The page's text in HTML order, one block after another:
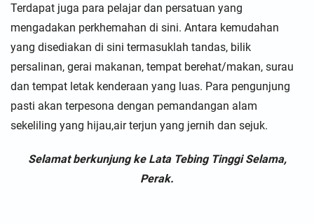
Terdapat juga para pelajar dan persatuan yang
mengadakan perkhemahan di sini. Antara kemudahan
yang disediakan di sini termasuklah tandas, bilik
persalinan, gerai makanan, tempat berehat/makan, surau
dan tempat letak kenderaan yang luas. Para pengunjung
pasti akan terpesona dengan pemandangan alam
sekeliling yang hijau,air terjun yang jernih dan sejuk.
Selamat berkunjung ke Lata Tebing Tinggi Selama,
Perak.